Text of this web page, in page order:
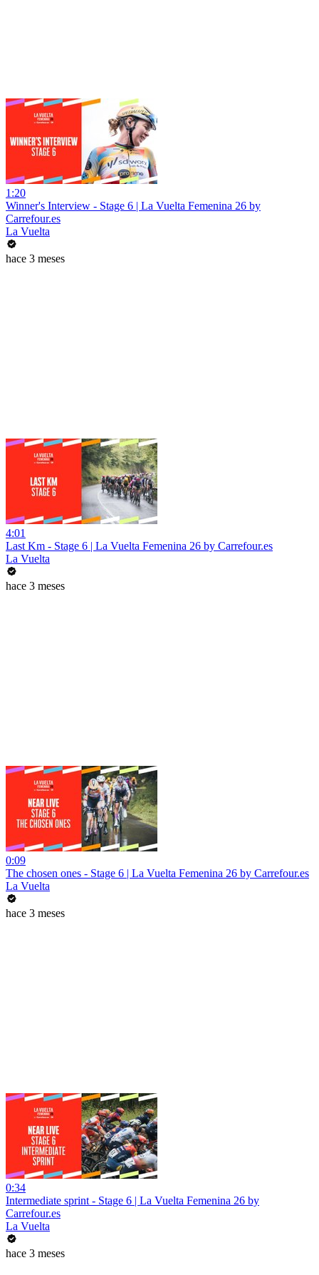
1:20
Winner's Interview - Stage 6 | La Vuelta Femenina 26 by
Carrefour.es
La Vuelta
hace 3 meses
4:01
Last Km - Stage 6 | La Vuelta Femenina 26 by Carrefour.es
La Vuelta
hace 3 meses
0:09
The chosen ones - Stage 6 | La Vuelta Femenina 26 by Carrefour.es
La Vuelta
hace 3 meses
0:34
Intermediate sprint - Stage 6 | La Vuelta Femenina 26 by
Carrefour.es
La Vuelta
hace 3 meses